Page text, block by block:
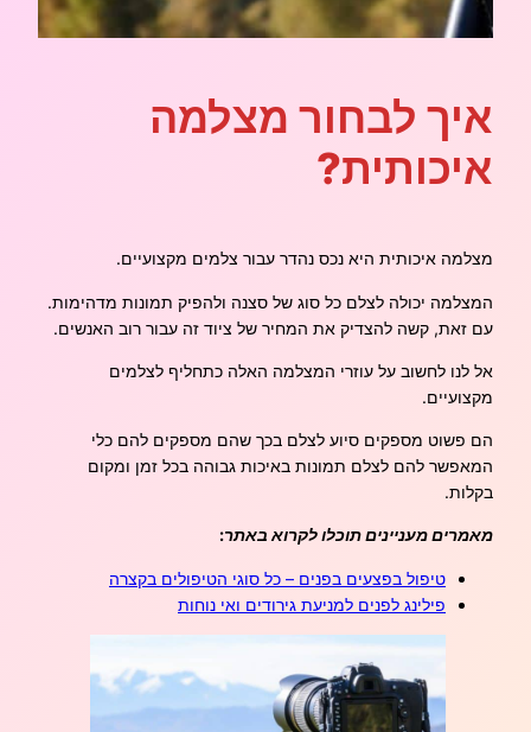
איך לבחור מצלמה
איכותית?
מצלמה איכותית היא נכס נהדר עבור צלמים מקצועיים.
המצלמה יכולה לצלם כל סוג של סצנה ולהפיק תמונות מדהימות.
עם זאת, קשה להצדיק את המחיר של ציוד זה עבור רוב האנשים.
אל לנו לחשוב על עוזרי המצלמה האלה כתחליף לצלמים
מקצועיים.
הם פשוט מספקים סיוע לצלם בכך שהם מספקים להם כלי
המאפשר להם לצלם תמונות באיכות גבוהה בכל זמן ומקום
בקלות.
מאמרים מעניינים תוכלו לקרוא באתר:
טיפול בפצעים בפנים – כל סוגי הטיפולים בקצרה
פילינג לפנים למניעת גירודים ואי נוחות